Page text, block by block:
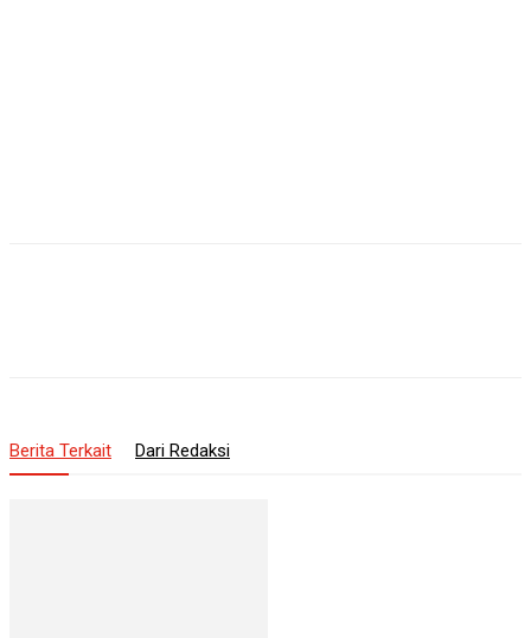
Berita Terkait Dari Redaksi